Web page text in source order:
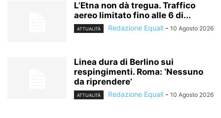
L’Etna non dà tregua. Traffico
aereo limitato fino alle 6 di...
ATTUALITÀ Redazione Equall - 10 Agosto 2026
Linea dura di Berlino sui
respingimenti. Roma: ‘Nessuno
da riprendere’
ATTUALITÀ Redazione Equall - 10 Agosto 2026